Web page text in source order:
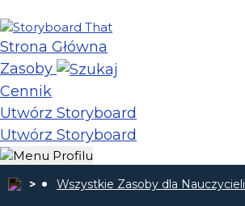
Strona Główna
Zasoby
Cennik
Utwórz Storyboard
Utwórz Storyboard
Wszystkie Zasoby dla Nauczycieli